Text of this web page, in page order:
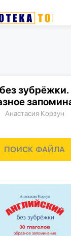
зубрёжки.
Анастасия Корзун
ПОИСК ФАЙЛА